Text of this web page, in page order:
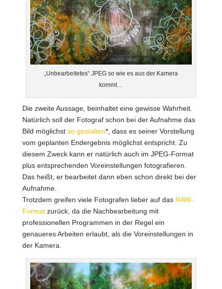
„Unbearbeitetes“ JPEG so wie es aus der Kamera
kommt…
Die zweite Aussage, beinhaltet eine gewisse Wahrheit.
Natürlich soll der Fotograf schon bei der Aufnahme das
Bild möglichst so gestalten*, dass es seiner Vorstellung
vom geplanten Endergebnis möglichst entspricht. Zu
diesem Zweck kann er natürlich auch im JPEG-Format
plus entsprechenden Voreinstellungen fotografieren.
Das heißt, er bearbeitet dann eben schon direkt bei der
Aufnahme.
Trotzdem greifen viele Fotografen lieber auf das RAW-
Format zurück, da die Nachbearbeitung mit
professionellen Programmen in der Regel ein
genaueres Arbeiten erlaubt, als die Voreinstellungen in
der Kamera.